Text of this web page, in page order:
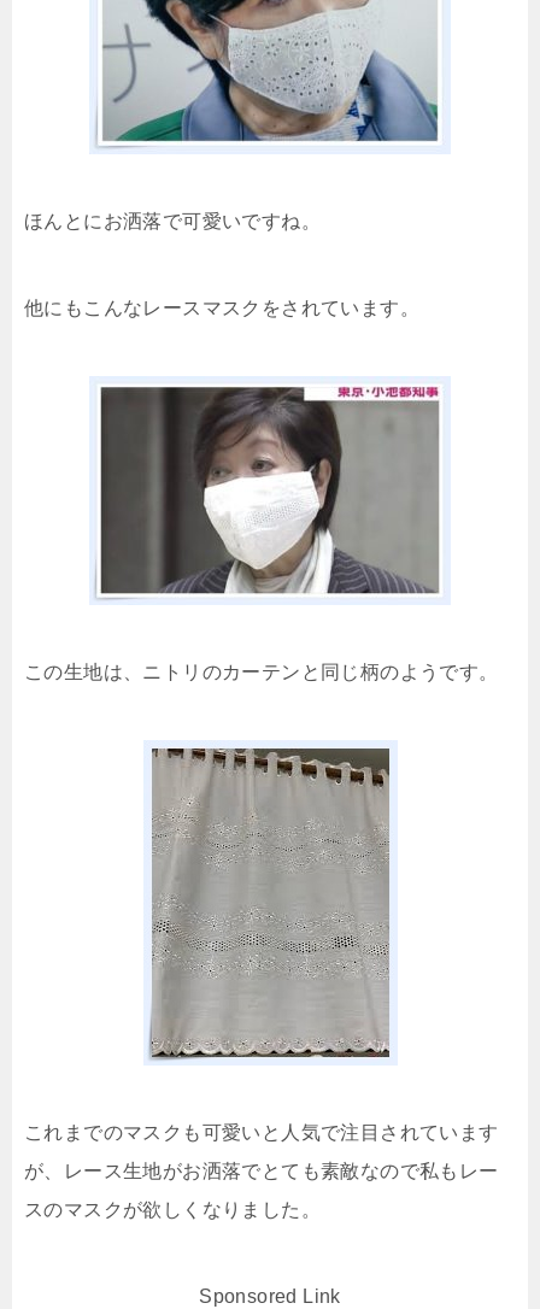
ほんとにお洒落で可愛いですね。
他にもこんなレースマスクをされています。
この生地は、ニトリのカーテンと同じ柄のようです。
これまでのマスクも可愛いと人気で注目されています
が、レース生地がお洒落でとても素敵なので私もレー
スのマスクが欲しくなりました。
Sponsored Link